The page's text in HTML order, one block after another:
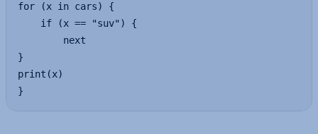
for (x in cars) {
}
print(x)
}